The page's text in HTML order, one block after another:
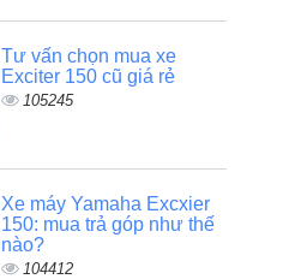
Tư vấn chọn mua xe
Exciter 150 cũ giá rẻ
105245
Xe máy Yamaha Excxier
150: mua trả góp như thế
nào?
104412